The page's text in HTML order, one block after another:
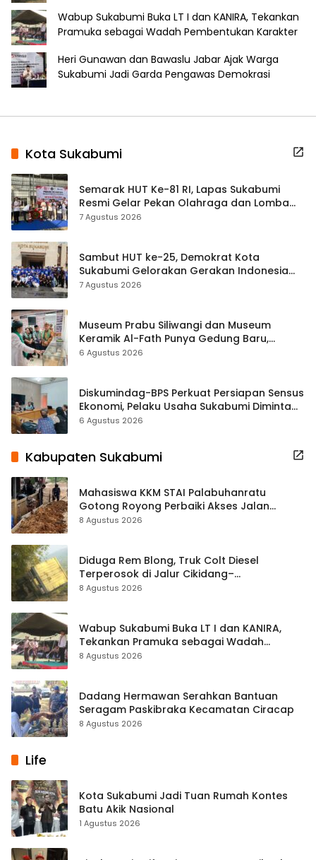
Wabup Sukabumi Buka LT I dan KANIRA, Tekankan
Pramuka sebagai Wadah Pembentukan Karakter
Heri Gunawan dan Bawaslu Jabar Ajak Warga
Sukabumi Jadi Garda Pengawas Demokrasi
Kota Sukabumi
Semarak HUT Ke-81 RI, Lapas Sukabumi
Resmi Gelar Pekan Olahraga dan Lomba
Tradisional
7 Agustus 2026
Sambut HUT ke-25, Demokrat Kota
Sukabumi Gelorakan Gerakan Indonesia
ASRI Lewat Aksi Bersih Masjid Agung
7 Agustus 2026
Museum Prabu Siliwangi dan Museum
Keramik Al-Fath Punya Gedung Baru,
Hampir 500 Koleksi Dipisahkan
6 Agustus 2026
Diskumindag-BPS Perkuat Persiapan Sensus
Ekonomi, Pelaku Usaha Sukabumi Diminta
Terbuka Beri Data
6 Agustus 2026
Kabupaten Sukabumi
Mahasiswa KKM STAI Palabuhanratu
Gotong Royong Perbaiki Akses Jalan
Majelis Ta’lim di Sagaranten
8 Agustus 2026
Diduga Rem Blong, Truk Colt Diesel
Terperosok di Jalur Cikidang–
Palabuhanratu
8 Agustus 2026
Wabup Sukabumi Buka LT I dan KANIRA,
Tekankan Pramuka sebagai Wadah
Pembentukan Karakter
8 Agustus 2026
Dadang Hermawan Serahkan Bantuan
Seragam Paskibraka Kecamatan Ciracap
8 Agustus 2026
Life
Kota Sukabumi Jadi Tuan Rumah Kontes
Batu Akik Nasional
1 Agustus 2026